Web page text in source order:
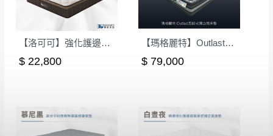
【洛可可】強化護邊硬式獨立筒乳膠床墊-雙人5尺｜德新床墊
$ 22,800
【瑪格麗特】Outlast五段式獨立筒床墊-5尺雙人(軟硬適中)｜德新 VIP 床墊
$ 79,000